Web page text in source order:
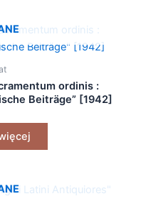
ordinis :
Beiträge” [1942]